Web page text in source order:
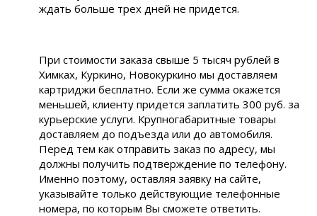
ждать больше трех дней не придется.
При стоимости заказа свыше 5 тысяч рублей в
Химках, Куркино, Новокуркино мы доставляем
картриджи бесплатно. Если же сумма окажется
меньшей, клиенту придется заплатить 300 руб. за
курьерские услуги. Крупногабаритные товары
доставляем до подъезда или до автомобиля.
Перед тем как отправить заказ по адресу, мы
должны получить подтверждение по телефону.
Именно поэтому, оставляя заявку на сайте,
указывайте только действующие телефонные
номера, по которым Вы сможете ответить.